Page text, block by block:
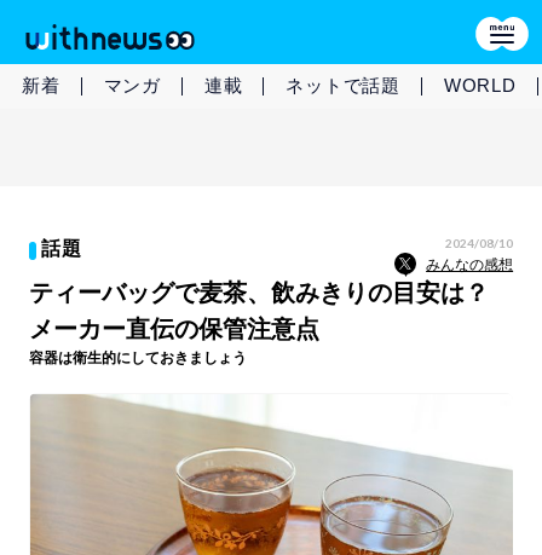
新着 マンガ 連載 ネットで話題 WORLD
話題 2024/08/10
みんなの感想
ティーバッグで麦茶、飲みきりの目安は？
メーカー直伝の保管注意点
容器は衛生的にしておきましょう